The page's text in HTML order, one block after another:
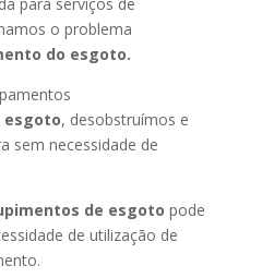
o problema
do esgoto.
esgoto, desobstruímos e
sem necessidade de
de esgoto pode
de utilização de